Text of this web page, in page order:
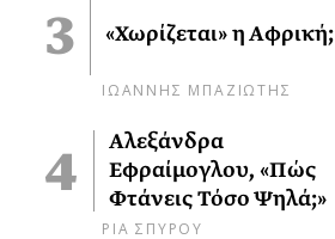
«Χωρίζεται» η Αφρική;
ΙΩΑΝΝΗΣ ΜΠΑΖΙΩΤΗΣ
Αλεξάνδρα
Εφραίμογλου, «Πώς
Φτάνεις Τόσο Ψηλά;»
ΡΙΑ ΣΠΥΡΟΥ